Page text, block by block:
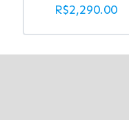
R$2,290.00